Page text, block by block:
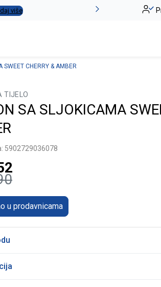
SWEET CHERRY & AMBER
TIJELO
SA SLJOKICAMA
5902729036078
u prodavnicama